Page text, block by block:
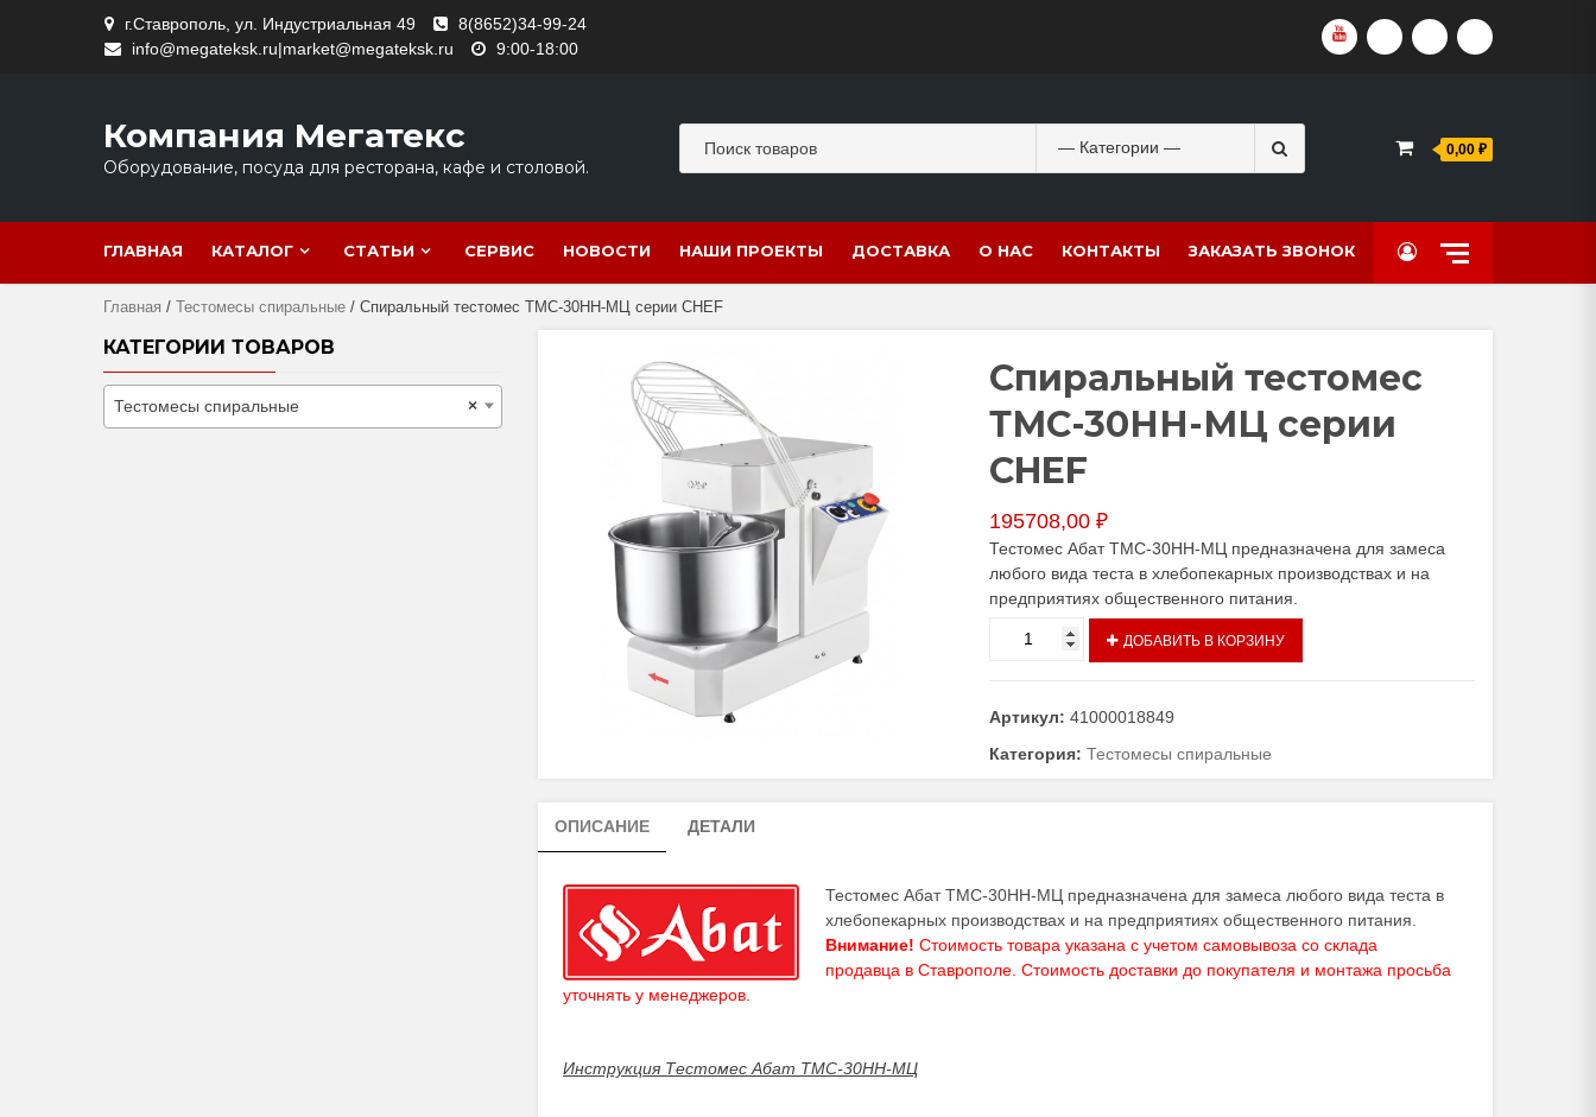
г.Ставрополь, ул. Индустриальная 49
8(8652)34-99-24
info@megateksk.ru|market@megateksk.ru
9:00-18:00
YOUTUBEVKVIDEORUTUBEDZEN
Компания Мегатекс
Оборудование, посуда для ресторана, кафе и столовой.
for:
0,00 ₽
ГЛАВНАЯ КАТАЛОГ СТАТЬИ СЕРВИС НОВОСТИ НАШИ ПРОЕКТЫ ДОСТАВКА О НАС КОНТАКТЫ ЗАКАЗАТЬ ЗВОНОК
Главная / Тестомесы спиральные / Спиральный тестомес ТМС-30НН-МЦ серии CHEF
Спиральный тестомес
ТМС-30НН-МЦ серии
CHEF
195708,00 ₽
Тестомес Абат ТМС-30НН-МЦ предназначена для замеса
любого вида теста в хлебопекарных производствах и на
предприятиях общественного питания.
Количество
Спиральный
ТМС-30НН-
МЦ
ДОБАВИТЬ В КОРЗИНУ
Артикул: 41000018849
Категория: Тестомесы спиральные
ОПИСАНИЕ ДЕТАЛИ
Тестомес Абат ТМС-30НН-МЦ предназначена для замеса любого вида теста в
хлебопекарных производствах и на предприятиях общественного питания.
Внимание! Стоимость товара указана с учетом самовывоза со склада
продавца в Ставрополе. Стоимость доставки до покупателя и монтажа просьба
уточнять у менеджеров
Инструкция Тестомес Абат ТМС-30НН-МЦ
КАТЕГОРИИ ТОВАРОВ
×
Тестомесы спиральные